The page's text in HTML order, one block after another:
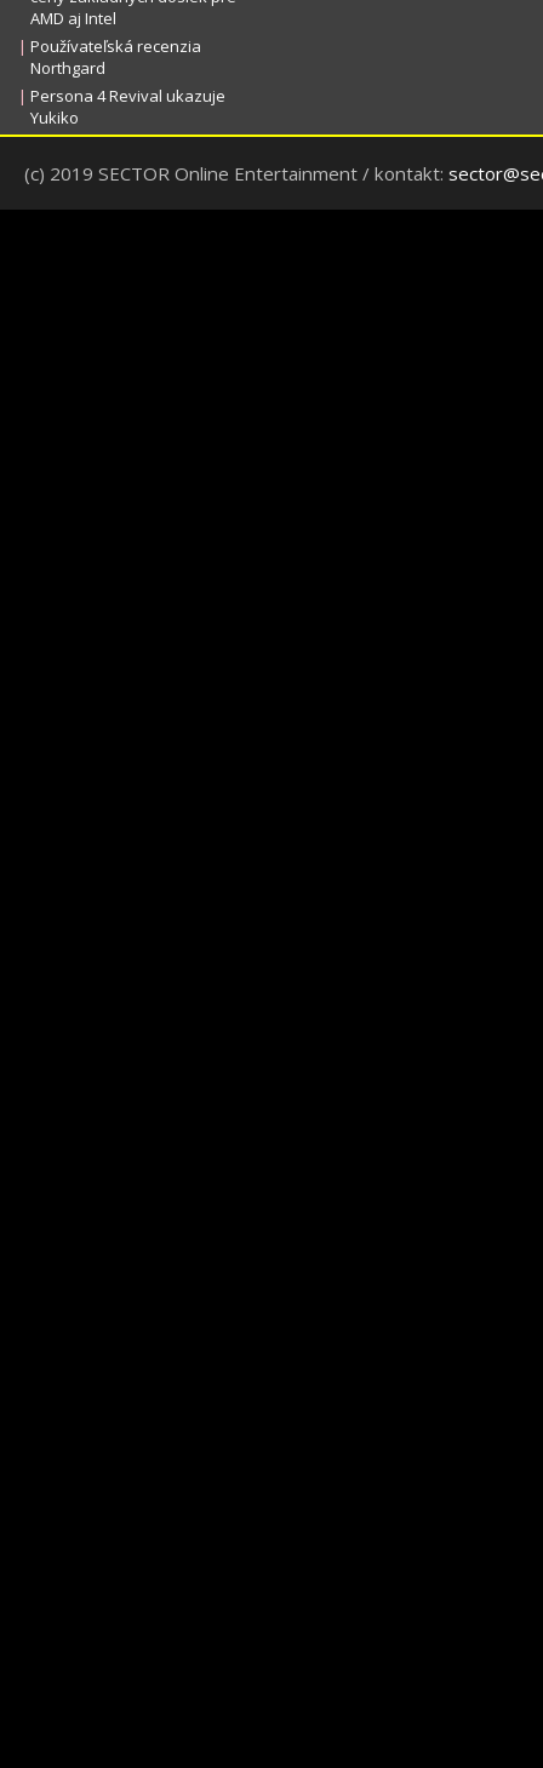
AMD aj Intel
| Používateľská recenzia
Northgard
| Persona 4 Revival ukazuje
Yukiko
(c) 2019 SECTOR Online Entertainment / kontakt: